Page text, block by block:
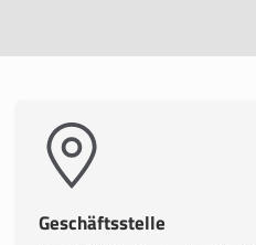
Geschäftsstelle